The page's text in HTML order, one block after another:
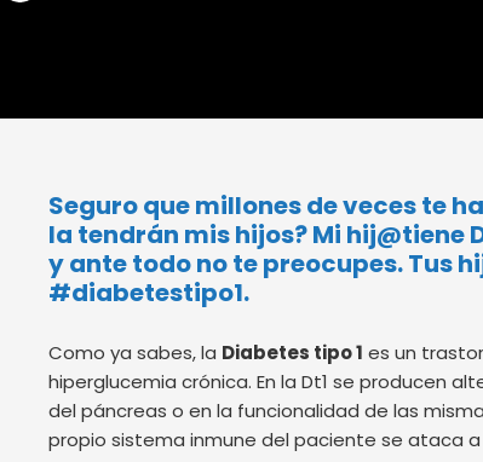
Seguro que millones de veces te
la tendrán mis hijos? Mi hij@tiene
y ante todo no te preocupes. Tus
#diabetestipo1.
Como ya sabes, la Diabetes tipo 1 es un
hiperglucemia crónica. En la Dt1 se producen
del páncreas o en la funcionalidad de las
propio sistema inmune del paciente se ataca